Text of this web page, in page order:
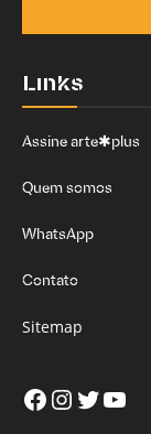
Links
Assine arte✱plus
Quem somos
WhatsApp
Contato
Sitemap
Facebook
Twitter